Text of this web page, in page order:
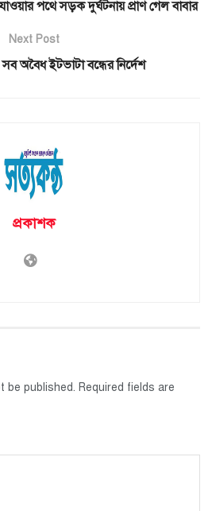
পথে সড়ক দুর্ঘটনায় প্রাণ গেল বাবার
Next Post
অবৈধ ইটভাটা বন্ধের নির্দেশ
প্রকাশক
be published. Required fields are